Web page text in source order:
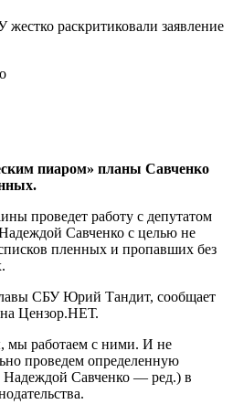
раскритиковали заявление
пиаром» планы Савченко
проведет работу с депутатом
Савченко с целью не
пленных и пропавших без
СБУ Юрий Тандит, сообщает
Цензор.НЕТ.
мы работаем с ними. И не
проведем определенную
Надеждой Савченко — ред.) в